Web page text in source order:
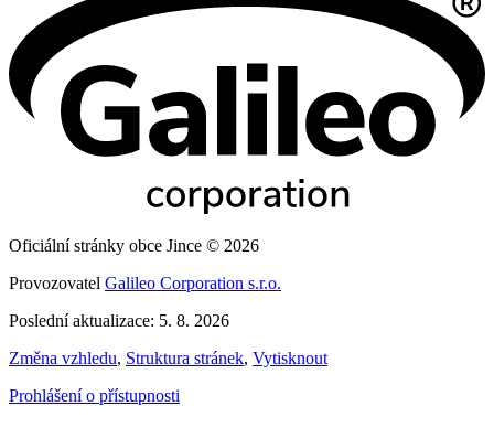
Oficiální stránky obce Jince © 2026
Provozovatel Galileo Corporation s.r.o.
Poslední aktualizace: 5. 8. 2026
Změna vzhledu, Struktura stránek, Vytisknout
Prohlášení o přístupnosti